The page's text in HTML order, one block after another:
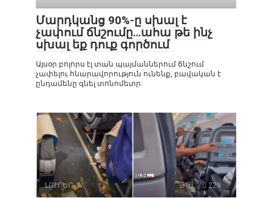
Մարդկանց 90%-ը սխալ է
չափում ճնշումը…ահա թե ինչ
սխալ եք դուք գործում
Այսօր բոլորս էլ տան պայմաններում ճնշում
չափելու հնարավորություն ունենք, բավական է
ընդամենը գնել տոնոմետր:
ԼՈՒՐԵՐ 0 229